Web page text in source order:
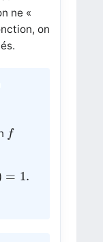
ne «
on
f
f
= 1.